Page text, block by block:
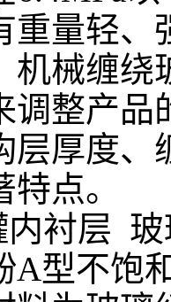
重量轻、
缠绕玻
调整产
层厚度
点。
内衬层
A型不饱